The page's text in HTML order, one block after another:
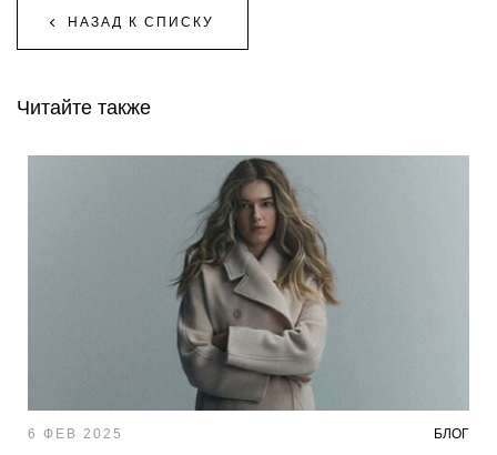
НАЗАД К СПИСКУ
Читайте также
6 ФЕВ 2025 БЛОГ